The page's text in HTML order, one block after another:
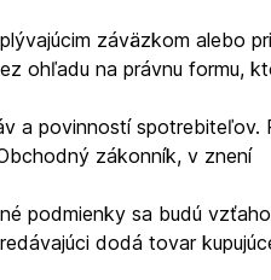
záväzkom alebo pri
ohľadu na právnu formu,
a povinností spotrebiteľov.
zákonník, v znení
podmienky sa budú
dodá tovar